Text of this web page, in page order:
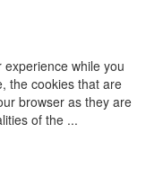
while you
the cookies that are
browser as they are
of the ...